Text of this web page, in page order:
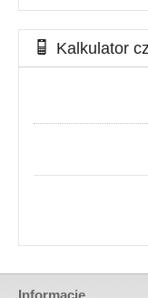
Kalkulator
Informacje